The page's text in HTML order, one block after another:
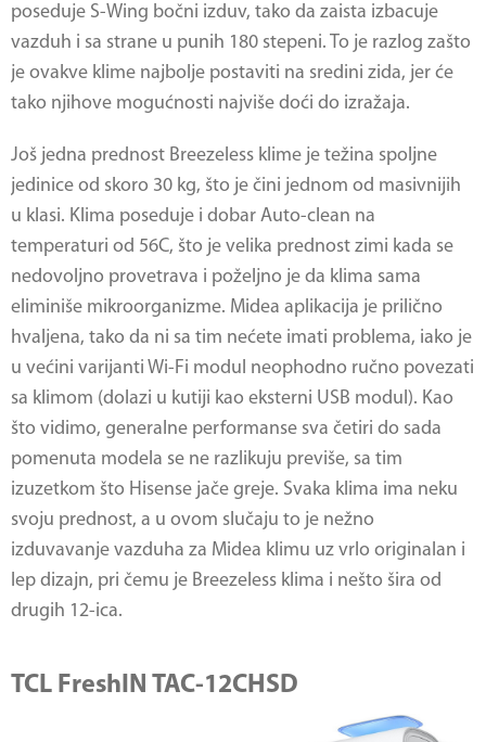
poseduje S-Wing bočni izduv, tako da zaista izbacuje
vazduh i sa strane u punih 180 stepeni. To je razlog zašto
je ovakve klime najbolje postaviti na sredini zida, jer će
tako njihove mogućnosti najviše doći do izražaja.
Još jedna prednost Breezeless klime je težina spoljne
jedinice od skoro 30 kg, što je čini jednom od masivnijih
u klasi. Klima poseduje i dobar Auto-clean na
temperaturi od 56C, što je velika prednost zimi kada se
nedovoljno provetrava i poželjno je da klima sama
eliminiše mikroorganizme. Midea aplikacija je prilično
hvaljena, tako da ni sa tim nećete imati problema, iako je
u većini varijanti Wi-Fi modul neophodno ručno povezati
sa klimom (dolazi u kutiji kao eksterni USB modul). Kao
što vidimo, generalne performanse sva četiri do sada
pomenuta modela se ne razlikuju previše, sa tim
izuzetkom što Hisense jače greje. Svaka klima ima neku
svoju prednost, a u ovom slučaju to je nežno
izduvavanje vazduha za Midea klimu uz vrlo originalan i
lep dizajn, pri čemu je Breezeless klima i nešto šira od
drugih 12-ica.
TCL FreshIN TAC-12CHSD